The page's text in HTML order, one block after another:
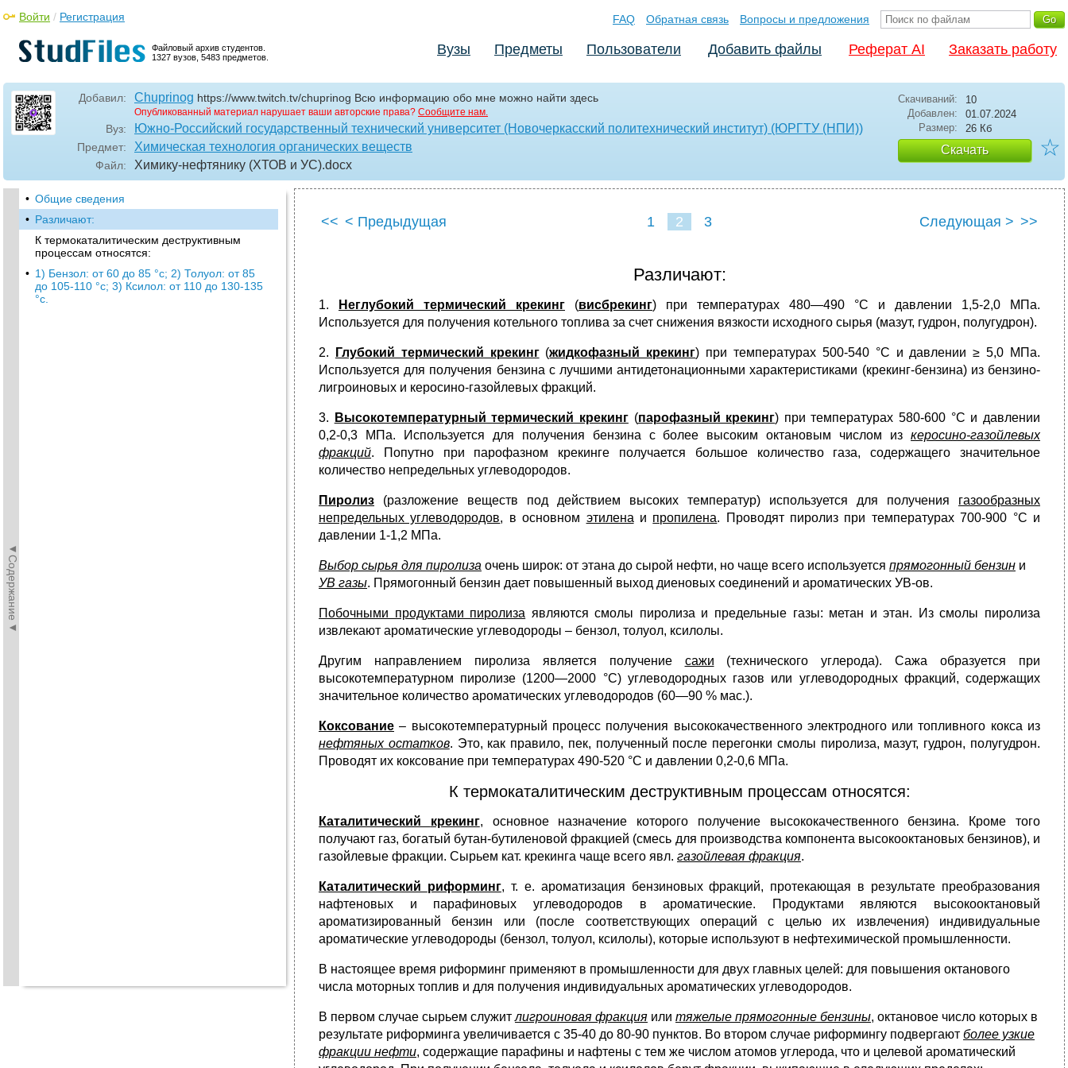
Файловый архив студентов.
1327 вузов, 5483 предметов.
Войти / Регистрация FAQ Обратная связь Вопросы и предложения
Вузы Предметы Пользователи Добавить файлы Реферат AI Заказать работу
Добавил: Chuprinog https://www.twitch.tv/chuprinog Всю информацию обо мне можно найти здесь
Опубликованный материал нарушает ваши авторские права? Сообщите нам.
Вуз: Южно-Российский государственный технический университет (Новочеркасский политехнический институт) (ЮРГТУ (НПИ))
Предмет: Химическая технология органических веществ
Файл: Химику-нефтянику (ХТОВ и УС).docx
Скачиваний:
10
Добавлен:
01.07.2024
Размер:
26 Кб
Скачать ☆
◄Содержание◄
• Общие сведения
• Различают:
К термокаталитическим деструктивным
процессам относятся:
• 1) Бензол: от 60 до 85 °c; 2) Толуол: от 85
до 105-110 °c; 3) Ксилол: от 110 до 130-135
°c.
<< < Предыдущая 1 2 3 Следующая > >>
Различают:
1. Неглубокий термический крекинг (висбрекинг) при температурах 480—490 °С и давлении 1,5-2,0 МПа.
Используется для получения котельного топлива за счет снижения вязкости исходного сырья (мазут, гудрон, полугудрон).
2. Глубокий термический крекинг (жидкофазный крекинг) при температурах 500-540 °С и давлении ≥ 5,0 МПа.
Используется для получения бензина с лучшими антидетонационными характеристиками (крекинг-бензина) из бензино-
лигроиновых и керосино-газойлевых фракций.
3. Высокотемпературный термический крекинг(парофазный крекинг) при температурах 580-600 °С и давлении
0,2-0,3 МПа. Используется для получения бензина с более высоким октановым числом из керосино-газойлевых
фракций. Попутно при парофазном крекинге получается большое количество газа, содержащего значительное
количество непредельных углеводородов.
Пиролиз (разложение веществ под действием высоких температур) используется для получения газообразных
непредельных углеводородов, в основном этилена и пропилена. Проводят пиролиз при температурах 700-900 °С и
давлении 1-1,2 МПа.
Выбор сырья для пиролиза очень широк: от этана до сырой нефти, но чаще всего используется прямогонный бензин и
УВ газы. Прямогонный бензин дает повышенный выход диеновых соединений и ароматических УВ-ов.
Побочными продуктами пиролиза являются смолы пиролиза и предельные газы: метан и этан. Из смолы пиролиза
извлекают ароматические углеводороды – бензол, толуол, ксилолы.
Другим направлением пиролиза является получение сажи (технического углерода). Сажа образуется при
высокотемпературном пиролизе (1200—2000 °С) углеводородных газов или углеводородных фракций, содержащих
значительное количество ароматических углеводородов (60—90 % мас.).
Коксование – высокотемпературный процесс получения высококачественного электродного или топливного кокса из
нефтяных остатков. Это, как правило, пек, полученный после перегонки смолы пиролиза, мазут, гудрон, полугудрон.
Проводят их коксование при температурах 490-520 °С и давлении 0,2-0,6 МПа.
К термокаталитическим деструктивным процессам относятся:
Каталитический крекинг, основное назначение которого получение высококачественного бензина. Кроме того
получают газ, богатый бутан-бутиленовой фракцией (смесь для производства компонента высокооктановых бензинов), и
газойлевые фракции. Сырьем кат. крекинга чаще всего явл. газойлевая фракция.
Каталитический риформинг, т. е. ароматизация бензиновых фракций, протекающая в результате преобразования
нафтеновых и парафиновых углеводородов в ароматические. Продуктами являются высокооктановый
ароматизированный бензин или (после соответствующих операций с целью их извлечения) индивидуальные
ароматические углеводороды (бензол, толуол, ксилолы), которые используют в нефтехимической промышленности.
В настоящее время риформинг применяют в промышленности для двух главных целей: для повышения октанового
числа моторных топлив и для получения индивидуальных ароматических углеводородов.
В первом случае сырьем служит лигроиновая фракция или тяжелые прямогонные бензины, октановое число которых в
результате риформинга увеличивается с 35-40 до 80-90 пунктов. Во втором случае риформингу подвергают более узкие
фракции нефти, содержащие парафины и нафтены с тем же числом атомов углерода, что и целевой ароматический